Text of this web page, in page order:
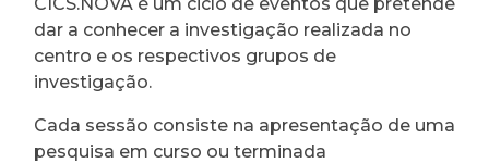
dar a conhecer a investigação realizada no
centro e os respectivos grupos de
investigação.
Cada sessão consiste na apresentação de uma
pesquisa em curso ou terminada